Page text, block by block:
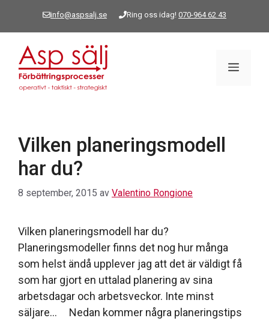
info@aspsalj.se Ring oss idag! 070-964 62 43
Meny
Vilken planeringsmodell
har du?
8 september, 2015 av Valentino Rongione
Vilken planeringsmodell har du?
Planeringsmodeller finns det nog hur många
som helst ändå upplever jag att det är väldigt få
som har gjort en uttalad planering av sina
arbetsdagar och arbetsveckor. Inte minst
säljare… Nedan kommer några planeringstips